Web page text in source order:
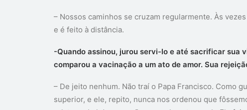
– Nossos caminhos se cruzam regularmente. Às
e é feito à distância.
-Quando assinou, jurou servi-lo e até sacrificar sua
comparou a vacinação a um ato de amor. Sua
– De jeito nenhum. Não traí o Papa Francisco. Como
superior, e ele, repito, nunca nos ordenou que